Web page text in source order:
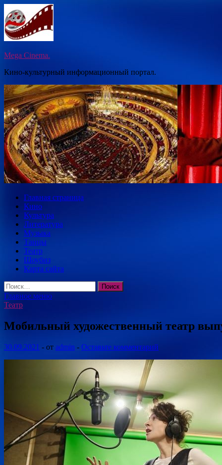
Перейти
к
содержимому
Mega Cinema.
Кино-культурный информационный портал.
Главная страница
Кино
Культура
Литература
Музыка
Танцы
Театр
Шоубиз
Карта сайта
Найти:
Главное меню
Театр
Мобильный художественный театр
30.09.2021 - от admin - Оставьте комментарий